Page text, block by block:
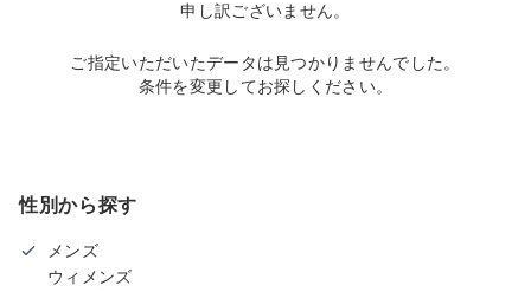
申し訳ございません。
ご指定いただいたデータは見つかりませんでした。
条件を変更してお探しください。
性別から探す
メンズ
ウィメンズ